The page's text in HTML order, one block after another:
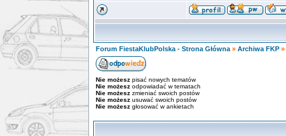
Forum FiestaKlubPolska - Strona Główna » Archiwa FKP »
Nie możesz pisać nowych tematów
Nie możesz odpowiadać w tematach
Nie możesz zmieniać swoich postów
Nie możesz usuwać swoich postów
Nie możesz głosować w ankietach